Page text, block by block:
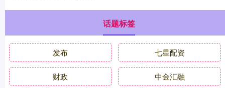
话题标签
发布 七星配资
财政 中金汇融